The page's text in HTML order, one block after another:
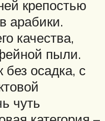
крепостью
арабики.
качества,
пыли.
без осадка, с
чуть